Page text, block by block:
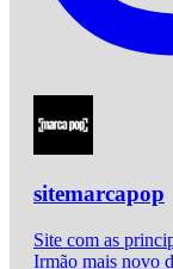
sitemarcapop
Site com as
Irmão mais novo